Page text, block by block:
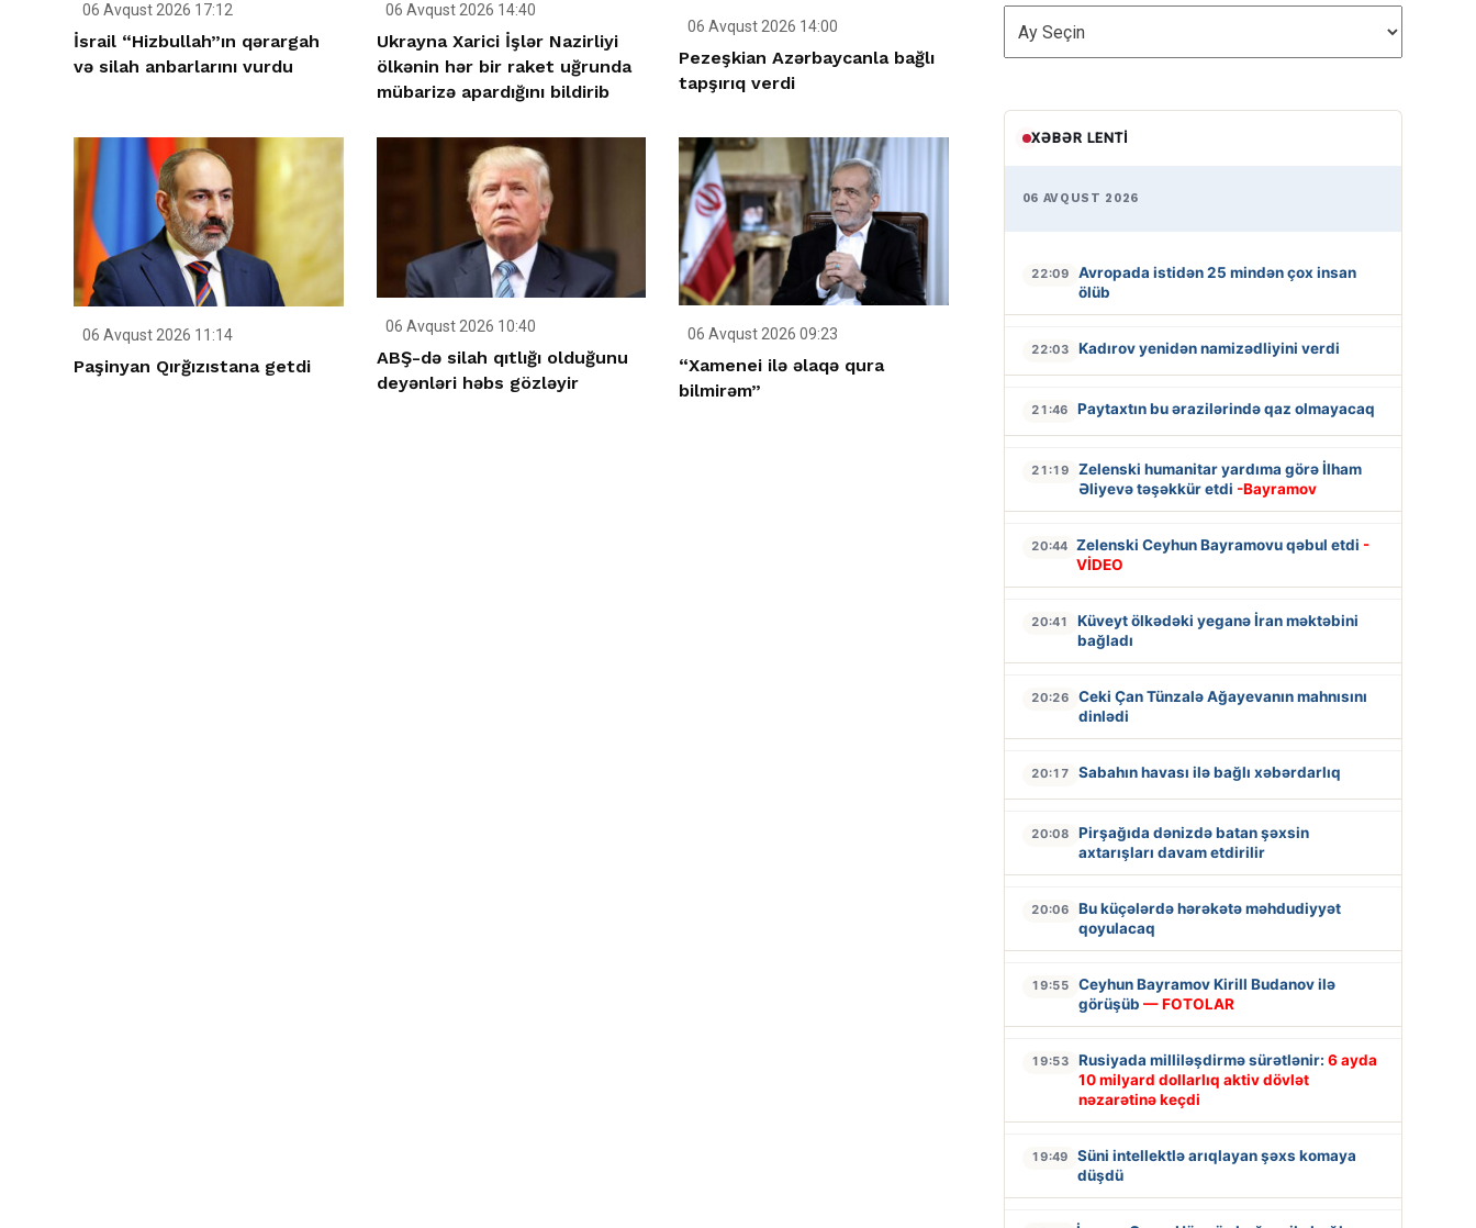
06 Avqust 2026 17:12
İsrail “Hizbullah”ın qərargah
və silah anbarlarını vurdu
06 Avqust 2026 14:40
Ukrayna Xarici İşlər Nazirliyi
ölkənin hər bir raket uğrunda
mübarizə apardığını bildirib
06 Avqust 2026 14:00
Pezeşkian Azərbaycanla bağlı
tapşırıq verdi
06 Avqust 2026 11:14
Paşinyan Qırğızıstana getdi
06 Avqust 2026 10:40
ABŞ-də silah qıtlığı olduğunu
deyənləri həbs gözləyir
06 Avqust 2026 09:23
“Xamenei ilə əlaqə qura
bilmirəm”
ARXİV
XƏBƏR LENTI
06 AVQUST 2026
22:09
Avropada istidən 25 mindən çox insan
ölüb
22:03 Kadırov yenidən namizədliyini verdi
21:46 Paytaxtın bu ərazilərində qaz olmayacaq
21:19
Zelenski humanitar yardıma görə İlham
Əliyevə təşəkkür etdi -Bayramov
20:44 Zelenski Ceyhun Bayramovu qəbul etdi -
VİDEO
20:41
Küveyt ölkədəki yeganə İran məktəbini
bağladı
20:26
Ceki Çan Tünzalə Ağayevanın mahnısını
dinlədi
20:17 Sabahın havası ilə bağlı xəbərdarlıq
20:08
Pirşağıda dənizdə batan şəxsin
axtarışları davam etdirilir
20:06
Bu küçələrdə hərəkətə məhdudiyyət
qoyulacaq
19:55
Ceyhun Bayramov Kirill Budanov ilə
görüşüb — FOTOLAR
19:53 Rusiyada milliləşdirmə sürətlənir: 6 ayda
10 milyard dollarlıq aktiv dövlət
nəzarətinə keçdi
19:49
Süni intellektlə arıqlayan şəxs komaya
düşdü